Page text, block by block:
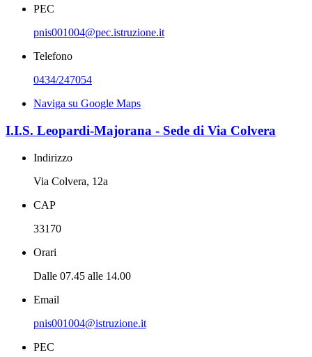
PEC
pnis001004@pec.istruzione.it
Telefono
0434/247054
Naviga su Google Maps
I.I.S. Leopardi-Majorana - Sede di Via Colvera
Indirizzo
Via Colvera, 12a
CAP
33170
Orari
Dalle 07.45 alle 14.00
Email
pnis001004@istruzione.it
PEC